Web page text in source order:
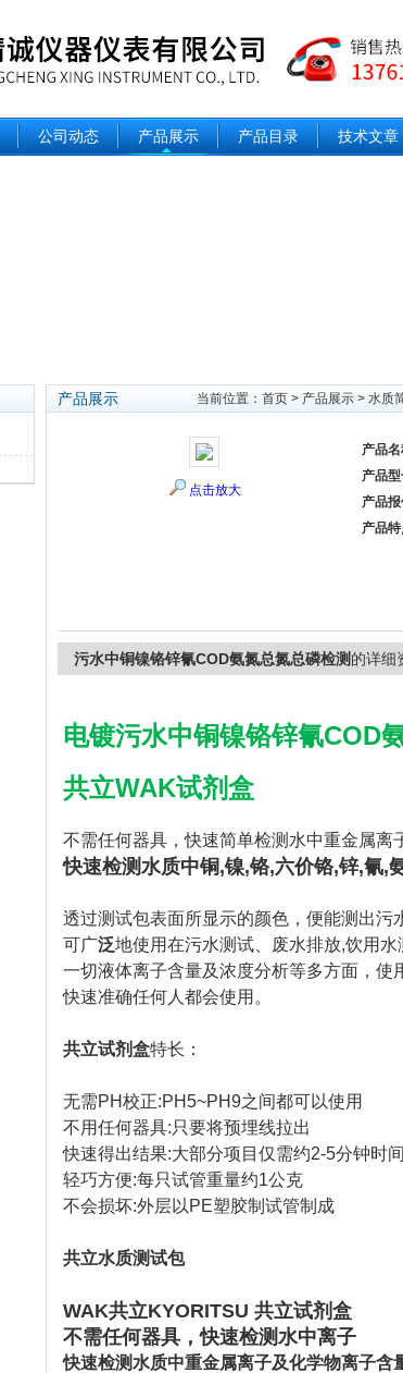
公司动态 产品展示 产品目录 技术文章
产品展示 当前位置： 首页 > 产品展示 > 水质
点击放大
产品名
产品型
产品报
产品特
污水中铜镍铬锌氰COD氨氮总氮总磷检测的详细
电镀污水中铜镍铬锌氰COD
共立WAK试剂盒
不需任何器具，快速简单检测水中重金属离
快速检测水质中铜,镍,铬,六价铬,锌,氰,
透过测试包表面所显示的颜色，便能测出污
可广泛地使用在污水测试、废水排放,饮用
一切液体离子含量及浓度分析等多方面，使
快速准确任何人都会使用。
共立试剂盒特长：
无需PH校正:PH5~PH9之间都可以使用
不用任何器具:只要将预埋线拉出
快速得出结果:大部分项目仅需约2-5分钟时间
轻巧方便:每只试管重量约1公克
不会损坏:外层以PE塑胶制试管制成
共立水质测试包
WAK共立KYORITSU 共立试剂盒
不需任何器具，快速检测水中离子
快速检测水质中重金属离子及化学物离子含